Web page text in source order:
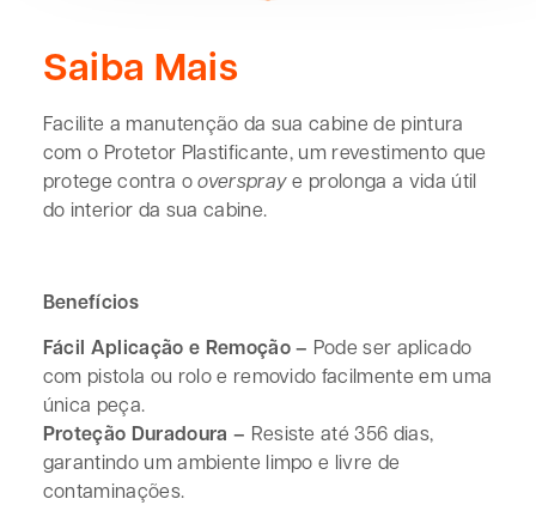
Saiba Mais
Facilite a manutenção da sua cabine de pintura
com o Protetor Plastificante, um revestimento que
protege contra ooverspraye prolonga a vida útil
do interior da sua cabine.
Benefícios
Fácil Aplicação e Remoção – Pode ser aplicado
com pistola ou rolo e removido facilmente em uma
única peça.
Proteção Duradoura – Resiste até 356 dias,
garantindo um ambiente limpo e livre de
contaminações.